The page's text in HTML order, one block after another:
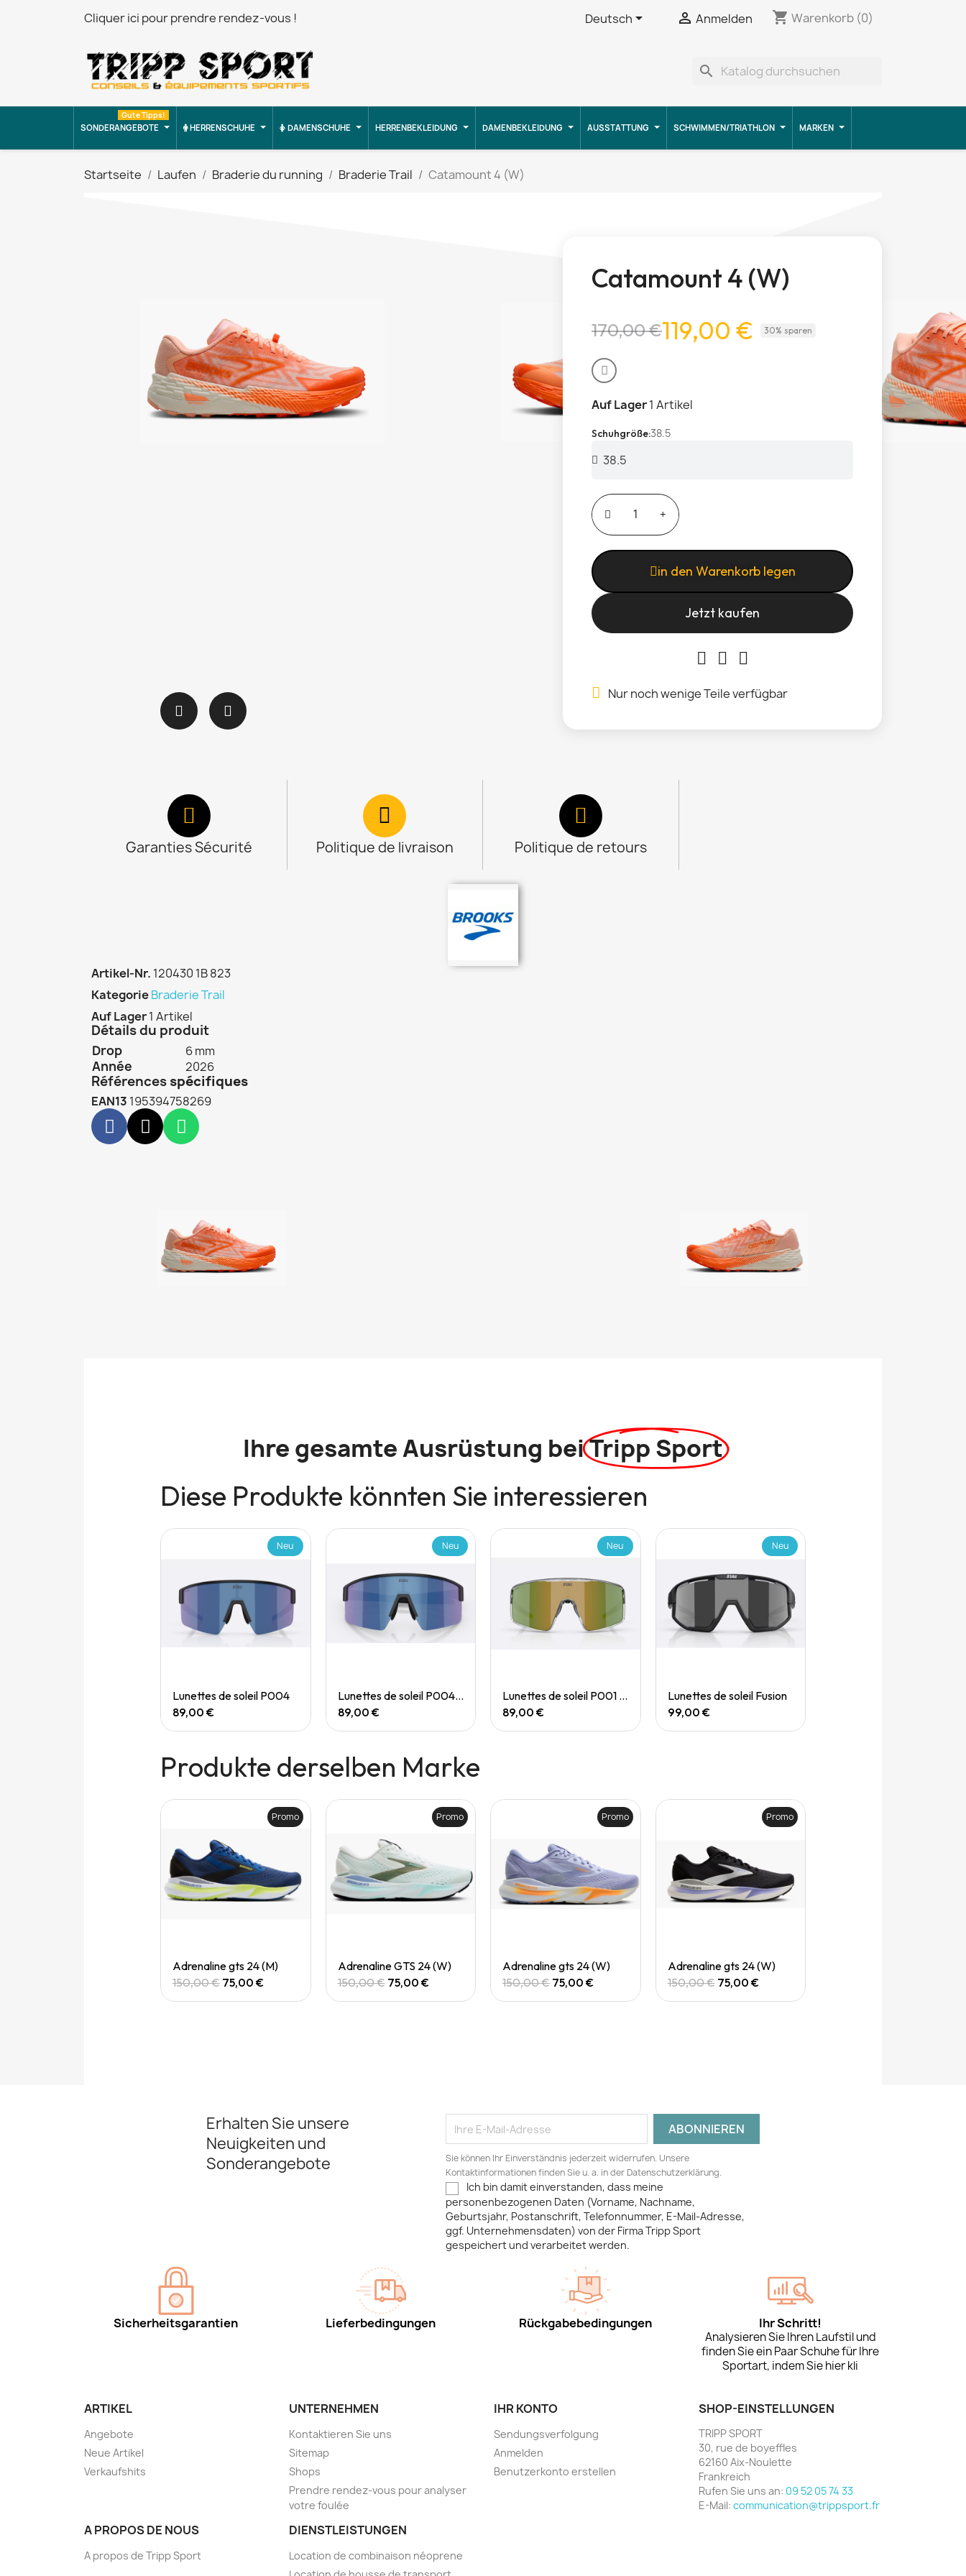
Cliquer ici pour prendre rendez-vous ! Deutsch  Anmelden shopping_cart Warenkorb (0)
search
SONDERANGEBOTE
Gute Tipps!
HERRENSCHUHE DAMENSCHUHE HERRENBEKLEIDUNG DAMENBEKLEIDUNG AUSSTATTUNG SCHWIMMEN/TRIATHLON MARKEN
Startseite Laufen Braderie du running Braderie Trail Catamount 4 (W)
Catamount 4 (W)
170,00 €119,00 € 30% sparen
Auf Lager1 Artikel
Schuhgröße 38.5
in den Warenkorb legen
Jetzt kaufen
Nur noch wenige Teile verfügbar
Garanties Sécurité Politique de livraison Politique de retours
Artikel-Nr. 120430 1B 823
KategorieBraderie Trail
Auf Lager1 Artikel
Détails du produit
Drop 6 mm
Année 2026
Références spécifiques
EAN13 195394758269
Ihre gesamte Ausrüstung beiTripp Sport
Diese Produkte könnten Sie interessieren
Quick View
Neu
Lunettes de soleil P004
89,00 €
Quick View
Neu
Lunettes de soleil P004 Small
89,00 €
Quick View
Neu
Lunettes de soleil P001 Small
89,00 €
Quick View
Neu
Lunettes de soleil Fusion
99,00 €
Produkte derselben Marke
Quick View
Promo
Adrenaline gts 24 (M)
150,00 € 75,00 €
Quick View
Promo
Adrenaline GTS 24 (W)
150,00 € 75,00 €
Quick View
Promo
Adrenaline gts 24 (W)
150,00 € 75,00 €
Quick View
Promo
Adrenaline gts 24 (W)
150,00 € 75,00 €
Erhalten Sie unsere
Neuigkeiten und
Sonderangebote
Sie können Ihr Einverständnis jederzeit widerrufen. Unsere
Kontaktinformationen finden Sie u. a. in der Datenschutzerklärung.
Ich bin damit einverstanden, dass meine
personenbezogenen Daten (Vorname, Nachname,
Geburtsjahr, Postanschrift, Telefonnummer, E-Mail-Adresse,
ggf. Unternehmensdaten) von der Firma Tripp Sport
gespeichert und verarbeitet werden.
Sicherheitsgarantien Lieferbedingungen Rückgabebedingungen Ihr Schritt!
Analysieren Sie Ihren Laufstil und
finden Sie ein Paar Schuhe für Ihre
Sportart, indem Sie hier kli
ARTIKEL
Angebote
Neue Artikel
Verkaufshits
UNTERNEHMEN
Kontaktieren Sie uns
Sitemap
Shops
Prendre rendez-vous pour analyser
votre foulée
A PROPOS DE NOUS
A propos de Tripp Sport
DIENSTLEISTUNGEN
Location de combinaison néoprene
IHR KONTO
Sendungsverfolgung
Anmelden
Benutzerkonto erstellen
SHOP-EINSTELLUNGEN
TRIPP SPORT
30, rue de boyeffles
62160 Aix-Noulette
Frankreich
Rufen Sie uns an: 09 52 05 74 33
E-Mail: communication@trippsport.fr